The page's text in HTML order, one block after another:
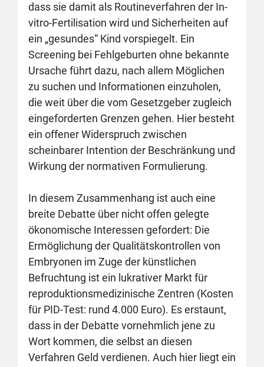
dass sie damit als Routineverfahren der In-
vitro-Fertilisation wird und Sicherheiten auf
ein „gesundes“ Kind vorspiegelt. Ein
Screening bei Fehlgeburten ohne bekannte
Ursache führt dazu, nach allem Möglichen
zu suchen und Informationen einzuholen,
die weit über die vom Gesetzgeber zugleich
eingeforderten Grenzen gehen. Hier besteht
ein offener Widerspruch zwischen
scheinbarer Intention der Beschränkung und
Wirkung der normativen Formulierung.
In diesem Zusammenhang ist auch eine
breite Debatte über nicht offen gelegte
ökonomische Interessen gefordert: Die
Ermöglichung der Qualitätskontrollen von
Embryonen im Zuge der künstlichen
Befruchtung ist ein lukrativer Markt für
reproduktionsmedizinische Zentren (Kosten
für PID-Test: rund 4.000 Euro). Es erstaunt,
dass in der Debatte vornehmlich jene zu
Wort kommen, die selbst an diesen
Verfahren Geld verdienen. Auch hier liegt ein